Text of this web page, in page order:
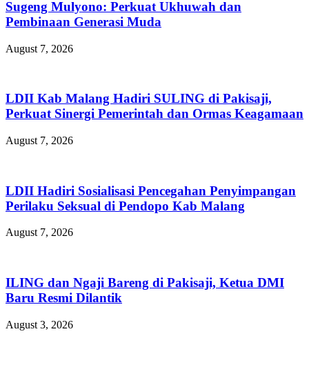
Sugeng Mulyono: Perkuat Ukhuwah dan
Pembinaan Generasi Muda
August 7, 2026
LDII Kab Malang Hadiri SULING di Pakisaji,
Perkuat Sinergi Pemerintah dan Ormas Keagamaan
August 7, 2026
LDII Hadiri Sosialisasi Pencegahan Penyimpangan
Perilaku Seksual di Pendopo Kab Malang
August 7, 2026
ILING dan Ngaji Bareng di Pakisaji, Ketua DMI
Baru Resmi Dilantik
August 3, 2026